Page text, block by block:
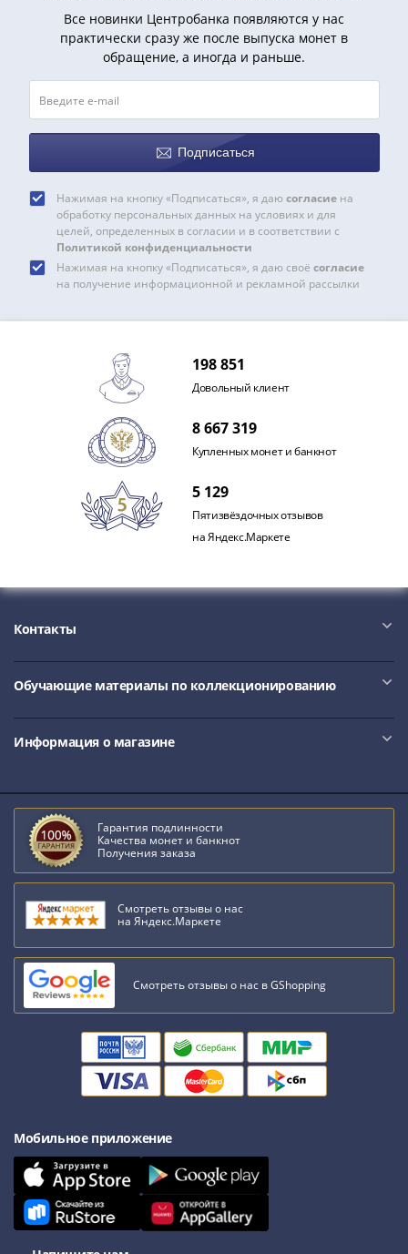
Все новинки Центробанка появляются у нас
практически сразу же после выпуска монет в
обращение, а иногда и раньше.
Подписаться
Нажимая на кнопку «Подписаться», я даю согласиена
обработку персональных данных на условиях и для
целей, определенных в согласии и в соответствии с
Политикой конфиденциальности
Нажимая на кнопку «Подписаться», я даю своё согласие
на получение информационной и рекламной рассылки
198 851
Довольный клиент
8 667 319
Купленных монет и банкнот
5 129
Пятизвёздочных отзывов
на Яндекс.Маркете
Контакты
Обучающие материалы по коллекционированию
Информация о магазине
Гарантия подлинности
Качества монет и банкнот
Получения заказа
Смотреть отзывы о нас
на Яндекс.Маркете
Смотреть отзывы о нас в GShopping
Мобильное приложение